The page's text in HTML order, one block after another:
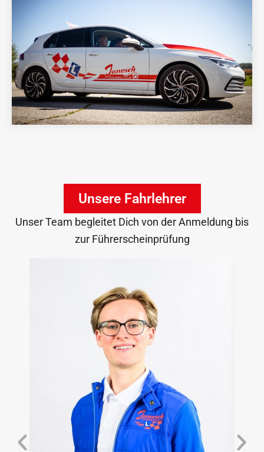
Unsere Fahrlehrer​
Unser Team begleitet Dich von der Anmeldung bis
zur Führerscheinprüfung